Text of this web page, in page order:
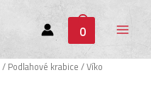
0
Main
Menu
/ Podlahové krabice / Víko